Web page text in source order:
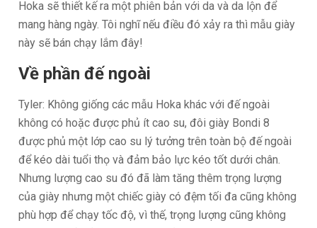
Hoka sẽ thiết kế ra một phiên bản với da và da lộn để
mang hàng ngày. Tôi nghĩ nếu điều đó xảy ra thì mẫu giày
này sẽ bán chạy lắm đây!
Về phần đế ngoài
Tyler: Không giống các mẫu Hoka khác với đế ngoài
không có hoặc được phủ ít cao su, đôi giày Bondi 8
được phủ một lớp cao su lý tưởng trên toàn bộ đế ngoài
để kéo dài tuổi thọ và đảm bảo lực kéo tốt dưới chân.
Nhưng lượng cao su đó đã làm tăng thêm trọng lượng
của giày nhưng một chiếc giày có đệm tối đa cũng không
phù hợp để chạy tốc độ, vì thế, trọng lượng cũng không